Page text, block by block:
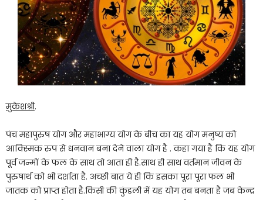
मुकेशश्री.
पंच महापुरुष योग और महाभाग्य योग के बीच का यह योग मनुष्य को
आक्स्मिक रुप से धनवान बना देने वाला योग है . कहा गया है कि यह योग
पूर्व जन्मों के फल के साथ तो आता ही है.साथ ही साथ वर्तमान जीवन के
पुरुषार्थ को भी दर्शाता है. अच्छी बात ये ही कि इसका पूरा पूरा फल भी
जातक को प्राप्त होता है.किसी की कुंडली में यह योग तब बनता है जब केन्द्र